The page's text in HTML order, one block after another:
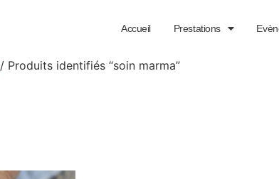
Accueil Prestations
/ Produits identifiés “soin marma”